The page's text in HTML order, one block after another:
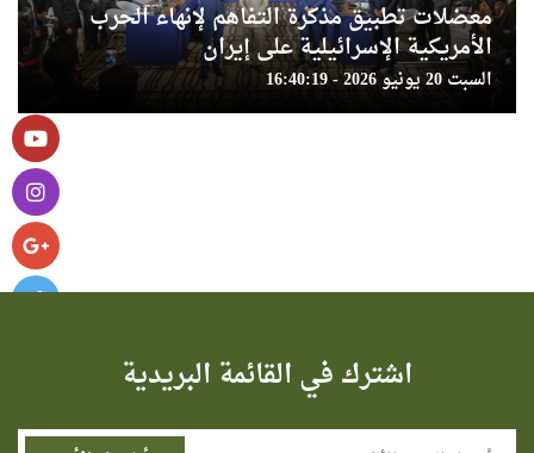
معضلات تطبيق مذكرة التفاهم لإنهاء الحرب
الأمريكية الإسرائيلية على إيران
السبت 20 يونيو 2026 - 16:40:19
اشترك في القائمة البريدية